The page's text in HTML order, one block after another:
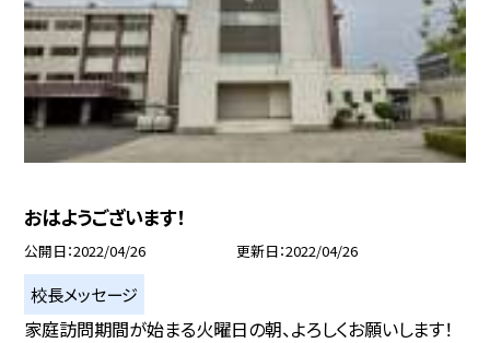
おはようございます！
公開日 2022/04/26 更新日 2022/04/26
校長メッセージ
家庭訪問期間が始まる火曜日の朝、よろしくお願いします！